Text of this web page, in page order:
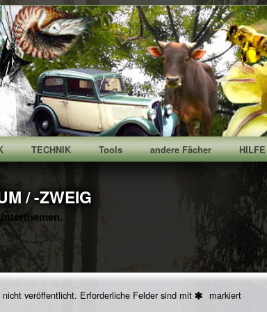
TECHNIK Tools andere Fächer HILFE
/ -ZWEIG
veröffentlicht. Erforderliche Felder sind mit
markiert